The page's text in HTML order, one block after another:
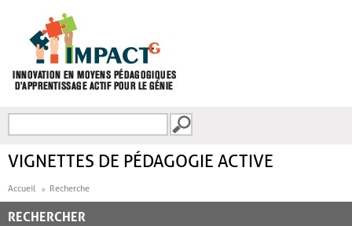
FORMULAIRE DE
VIGNETTES DE PÉDAGOGIE ACTIVE
Accueil Recherche
RECHERCHER